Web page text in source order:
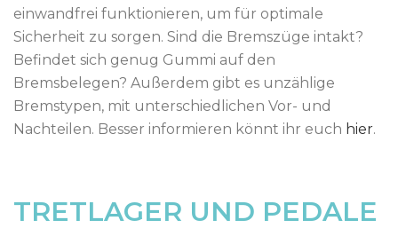
einwandfrei funktionieren, um für optimale
Sicherheit zu sorgen. Sind die Bremszüge intakt?
Befindet sich genug Gummi auf den
Bremsbelegen? Außerdem gibt es unzählige
Bremstypen, mit unterschiedlichen Vor- und
Nachteilen. Besser informieren könnt ihr euch hier.
TRETLAGER UND PEDALE